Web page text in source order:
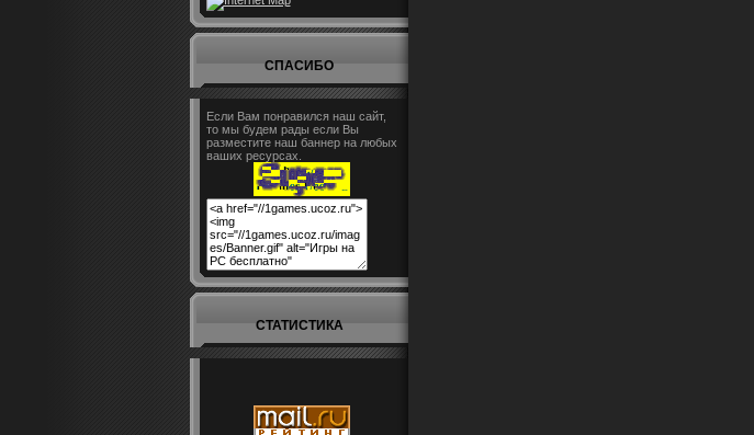
СПАСИБО
Если Вам понравился наш сайт,
то мы будем рады если Вы
разместите наш баннер на любых
ваших ресурсах.
СТАТИСТИКА